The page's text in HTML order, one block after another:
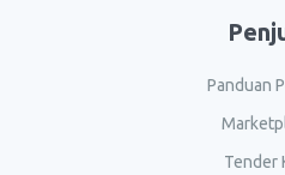
Panduan
Tender